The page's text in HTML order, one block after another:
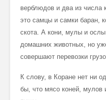
верблюдов и два из числа
это самцы и самки баран,
скота. А кони, мулы и ослы
домашних животных, но
совершают перевозки
К слову, в Коране нет ни
бы, что мясо коней, мулов